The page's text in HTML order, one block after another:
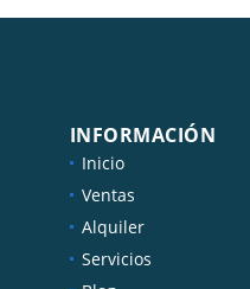
INFORMACIÓN
Inicio
Ventas
Alquiler
Servicios